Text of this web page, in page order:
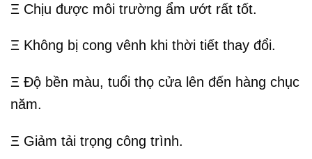
Ξ Chịu được môi trường ẩm ướt rất tốt.
Ξ Không bị cong vênh khi thời tiết thay đổi.
Ξ Độ bền màu, tuổi thọ cửa lên đến hàng chục
năm.
Ξ Giảm tải trọng công trình.